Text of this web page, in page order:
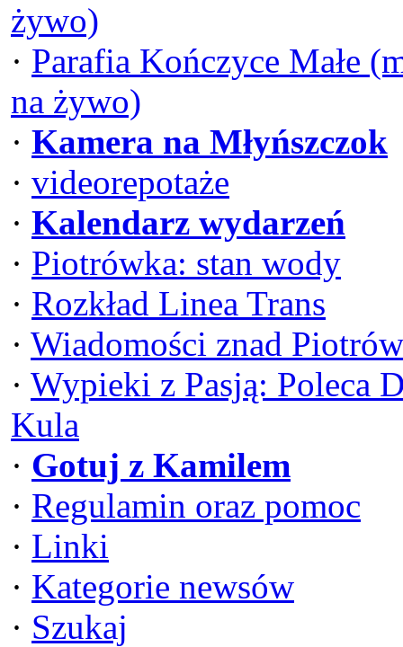
żywo)
· Parafia Kończyce Małe
na żywo)
· Kamera na Młyńszczok
· videorepotaże
· Kalendarz wydarzeń
· Piotrówka: stan wody
· Rozkład Linea Trans
· Wiadomości znad
· Wypieki z Pasją: Poleca
Kula
· Gotuj z Kamilem
· Regulamin oraz pomoc
· Linki
· Kategorie newsów
· Szukaj